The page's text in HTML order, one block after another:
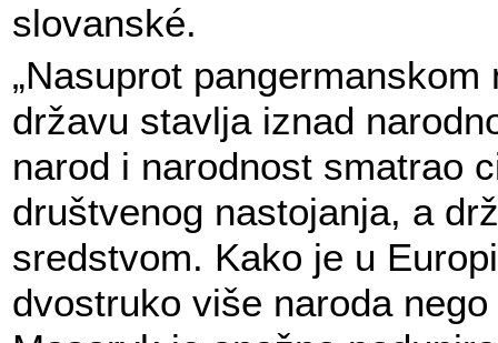
slovanské.
„Nasuprot pangermanskom
državu stavlja iznad
narod i narodnost smatrao
društvenog nastojanja, a
sredstvom. Kako je u
dvostruko više naroda